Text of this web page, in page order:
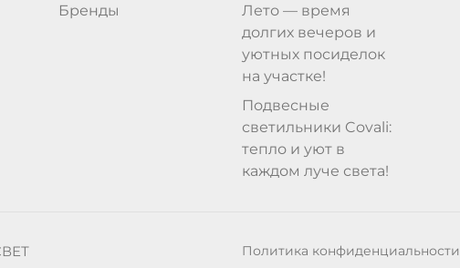
Бренды
Лето — время
долгих вечеров и
уютных посиделок
на участке!
Подвесные
светильники Covali:
тепло и уют в
каждом луче света!
Политика конфиденциальности